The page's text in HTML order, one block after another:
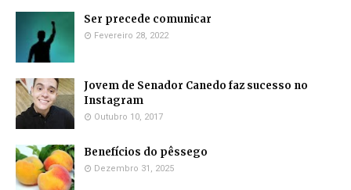
Ser precede comunicar
Fevereiro 28, 2022
Jovem de Senador Canedo faz sucesso no
Instagram
Outubro 10, 2017
Benefícios do pêssego
Dezembro 31, 2025